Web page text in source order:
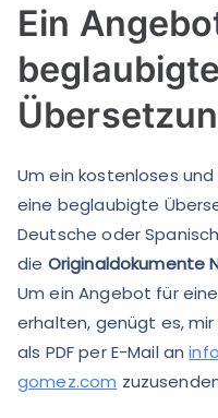
Ein
beglaubigte
Um ein kostenloses
eine beglaubigte
Deutsche oder
die Originaldokumente
Um ein Angebot für
erhalten, genügt es,
als PDF per E-Mail an
gomez.com